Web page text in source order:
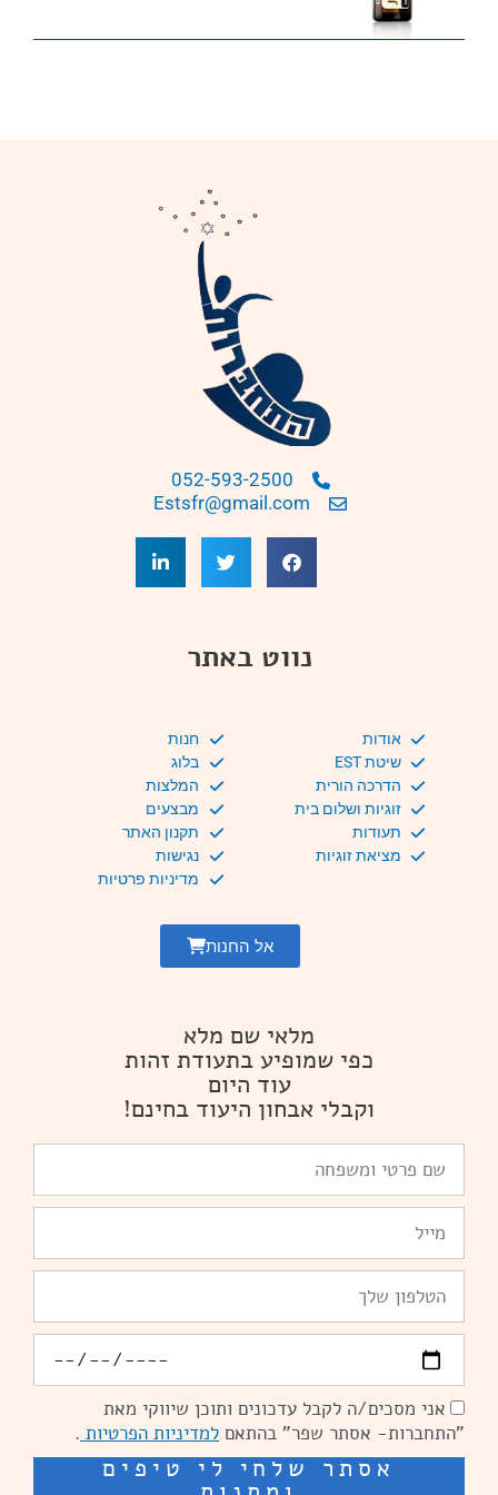
052-593-2500
Estsfr@gmail.com
נווט באתר
אודות
שיטת EST
הדרכה הורית
זוגיות ושלום בית
תעודות
מציאת זוגיות
חנות
בלוג
המלצות
מבצעים
תקנון האתר
נגישות
מדיניות פרטיות
אל החנות
מלאי שם מלא
כפי שמופיע בתעודת זהות
עוד היום
וקבלי אבחון היעוד בחינם!
פרטי
ומשפחה
הסכמהאני מסכים/ה לקבל עדכונים ותוכן שיווקי מאת
"התחברות- אסתר שפר" בהתאם למדיניות הפרטיות .
אסתר שלחי לי טיפים